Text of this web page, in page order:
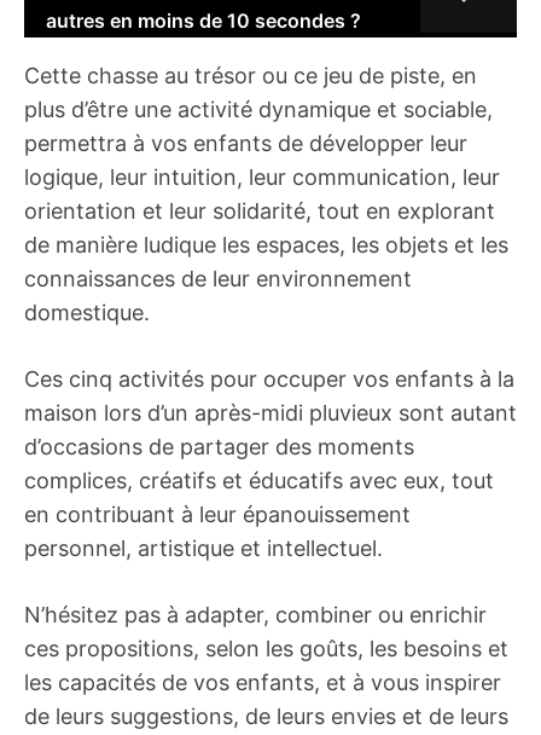
autres en moins de 10 secondes ?
Cette chasse au trésor ou ce jeu de piste, en
plus d’être une activité dynamique et sociable,
permettra à vos enfants de développer leur
logique, leur intuition, leur communication, leur
orientation et leur solidarité, tout en explorant
de manière ludique les espaces, les objets et les
connaissances de leur environnement
domestique.
Ces cinq activités pour occuper vos enfants à la
maison lors d’un après-midi pluvieux sont autant
d’occasions de partager des moments
complices, créatifs et éducatifs avec eux, tout
en contribuant à leur épanouissement
personnel, artistique et intellectuel.
N’hésitez pas à adapter, combiner ou enrichir
ces propositions, selon les goûts, les besoins et
les capacités de vos enfants, et à vous inspirer
de leurs suggestions, de leurs envies et de leurs